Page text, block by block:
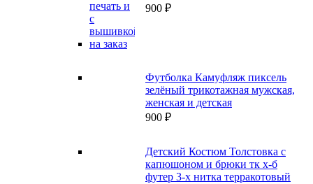
900 ₽
Футболка Камуфляж пиксель
зелёный трикотажная мужская,
женская и детская
900 ₽
Детский Костюм Толстовка с
капюшоном и брюки тк х-б
футер 3-х нитка терракотовый